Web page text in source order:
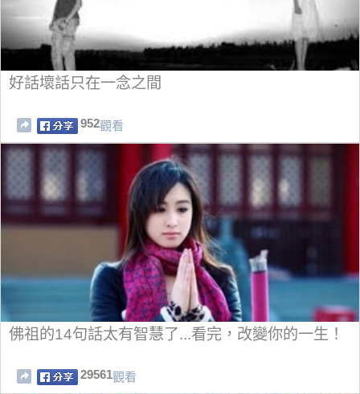
好話壞話只在一念之間
952觀看
佛祖的14句話太有智慧了...看完，改變你的一生！
29561觀看